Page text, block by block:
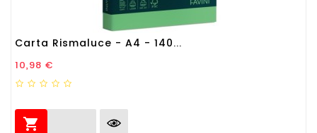
Carta Rismaluce - A4 - 140...
Prezzo
10,98 €
